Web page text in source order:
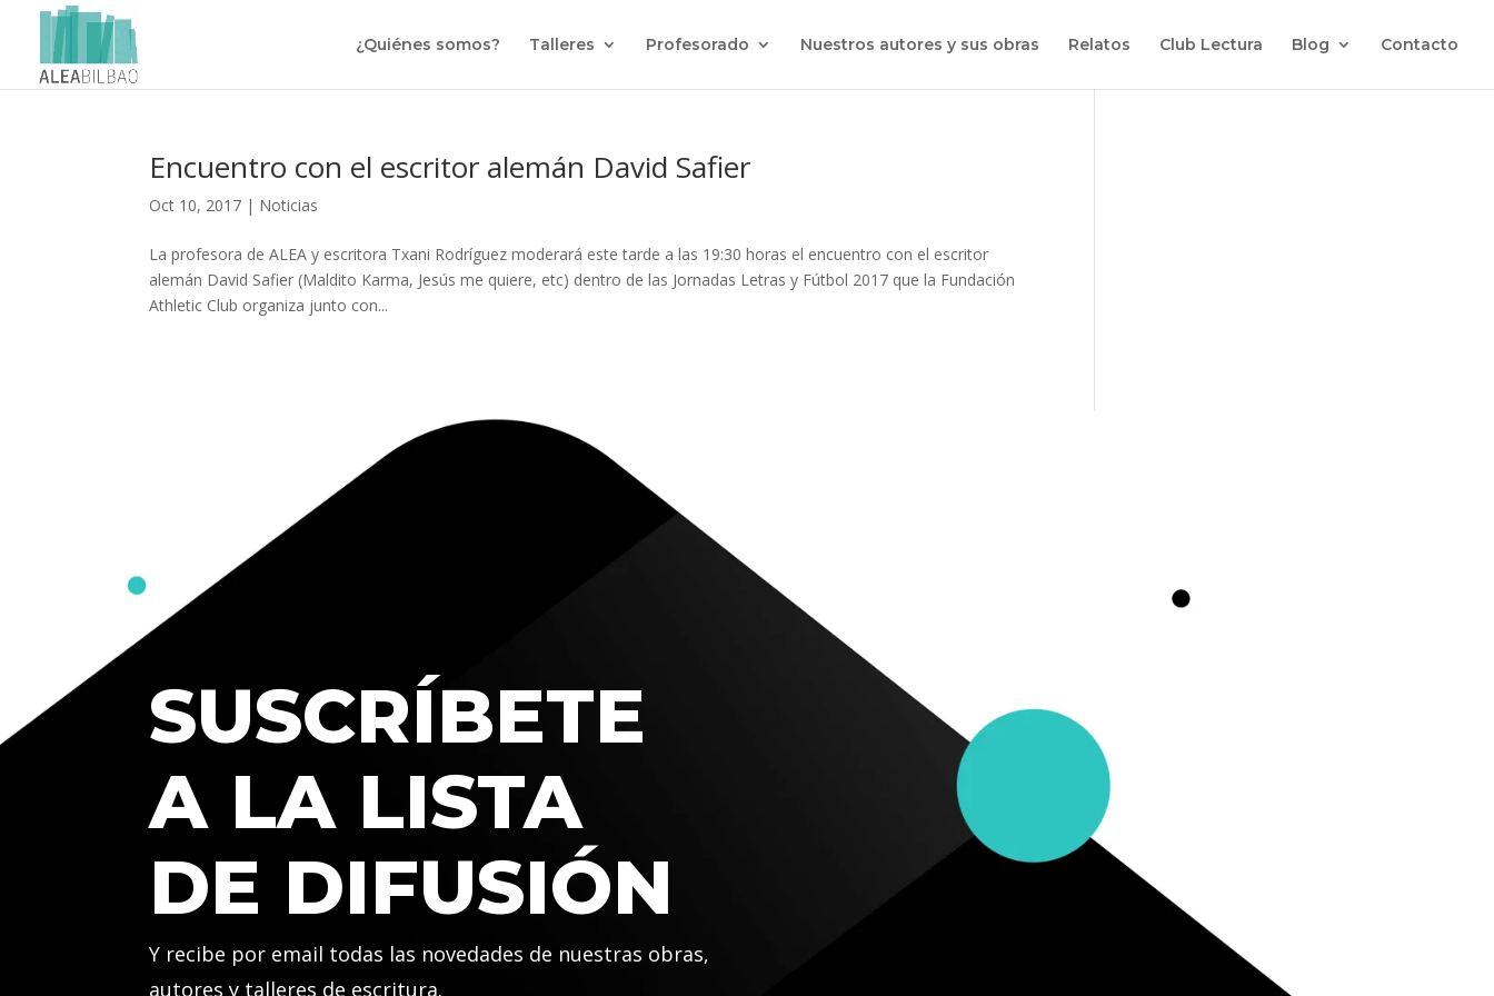
¿Quiénes somos? Talleres Profesorado Nuestros autores y sus obras Relatos Club Lectura Blog Contacto
Encuentro con el escritor alemán David Safier
Oct 10, 2017 | Noticias
La profesora de ALEA y escritora Txani Rodríguez moderará este tarde a las 19:30 horas el encuentro con el escritor
alemán David Safier (Maldito Karma, Jesús me quiere, etc) dentro de las Jornadas Letras y Fútbol 2017 que la Fundación
Athletic Club organiza junto con...
SUSCRÍBETE
A LA LISTA
DE DIFUSIÓN
Y recibe por email todas las novedades de nuestras obras,
autores y talleres de escritura.